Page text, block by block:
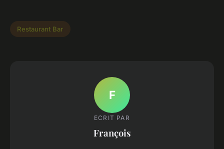
Restaurant Bar
F
ECRIT PAR
François